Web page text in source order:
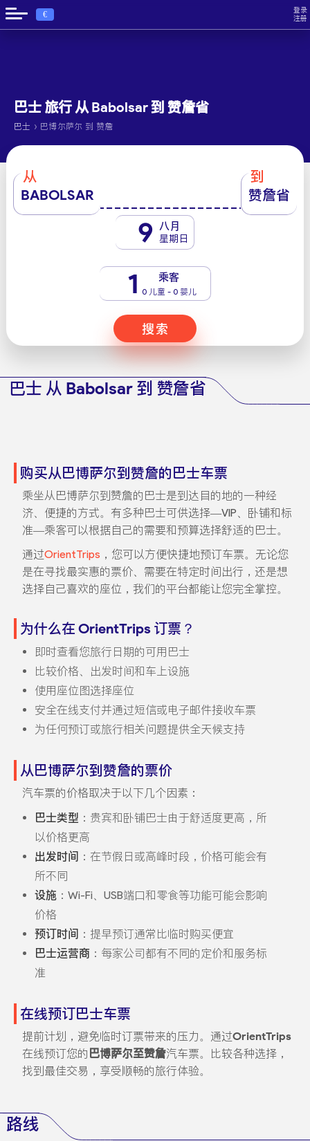
€
登录
注册
巴士 旅行 从 Babolsar 到 赞詹省
巴士 › 巴博尔萨尔 到 赞詹
从
BABOLSAR
到
赞詹省
9 八月
星期日
1 乘客
0 儿童 - 0 婴儿
搜索
巴士 从 Babolsar 到 赞詹省
购买从巴博萨尔到赞詹的巴士车票
乘坐从巴博萨尔到赞詹的巴士是到达目的地的一种经
济、便捷的方式。有多种巴士可供选择—VIP、卧铺和标
准—乘客可以根据自己的需要和预算选择舒适的巴士。
通过OrientTrips ，您可以方便快捷地预订车票。无论您
是在寻找最实惠的票价、需要在特定时间出行，还是想
选择自己喜欢的座位，我们的平台都能让您完全掌控。
为什么在 OrientTrips 订票？
即时查看您旅行日期的可用巴士
比较价格、出发时间和车上设施
使用座位图选择座位
安全在线支付并通过短信或电子邮件接收车票
为任何预订或旅行相关问题提供全天候支持
从巴博萨尔到赞詹的票价
汽车票的价格取决于以下几个因素：
巴士类型 ：贵宾和卧铺巴士由于舒适度更高，所
以价格更高
出发时间 ：在节假日或高峰时段，价格可能会有
所不同
设施：Wi-Fi、USB端口和零食等功能可能会影响
价格
预订时间 ：提早预订通常比临时购买便宜
巴士运营商：每家公司都有不同的定价和服务标
准
在线预订巴士车票
提前计划，避免临时订票带来的压力。通过OrientTrips
在线预订您的 巴博萨尔至赞詹汽车票。比较各种选择，
找到最佳交易，享受顺畅的旅行体验。
路线